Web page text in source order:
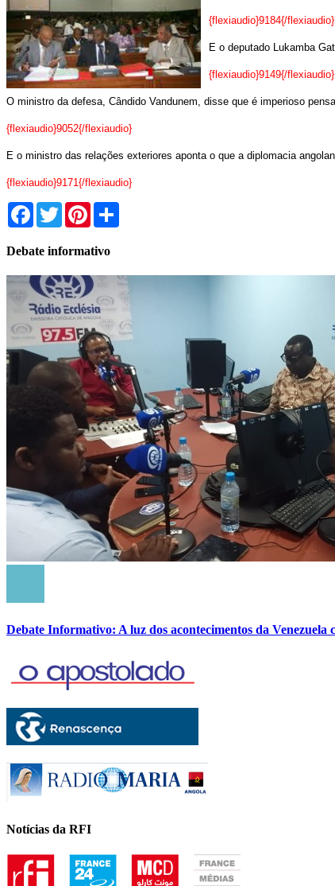
{flexiaudio}9184{/flexiaudio}
E o deputado Lukamba
{flexiaudio}9149{/flexiaudio}
O ministro da defesa, Cândido Vandunem, disse que é imperioso
{flexiaudio}9052{/flexiaudio}
E o ministro das relações exteriores aponta o que a diplomacia
{flexiaudio}9171{/flexiaudio}
Facebook
TwitterPinterest
Debate informativo
Debate Informativo: A luz dos acontecimentos da Venezuela
Notícias da RFI